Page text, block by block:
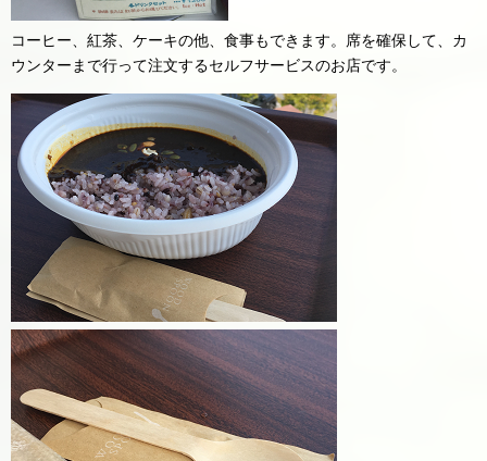
コーヒー、紅茶、ケーキの他、食事もできます。席を確保して、カ
ウンターまで行って注文するセルフサービスのお店です。